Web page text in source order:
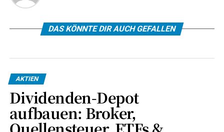
DAS KÖNNTE DIR AUCH GEFALLEN
AKTIEN
Dividenden-Depot
aufbauen: Broker,